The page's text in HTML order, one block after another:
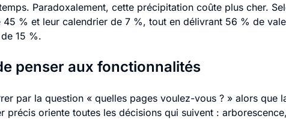
Paradoxalement, cette précipitation coûte plus cher.
% et leur calendrier de 7 %, tout en délivrant 56 % de
15 %.
penser aux fonctionnalités
par la question « quelles pages voulez-vous ? » alors que
oriente toutes les décisions qui suivent :